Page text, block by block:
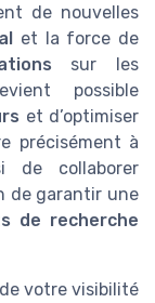
de nouvelles
et la force de
sur les
possible
et d’optimiser
précisément à
de collaborer
de garantir une
de recherche
votre visibilité